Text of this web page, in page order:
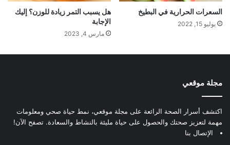
السعرات الحرارية في البطيخ
يوليو 15, 2022
هل يسبب التمر زيادة للوزن؟ إليك
الإجابة
مارس 4, 2023
مجلة موقعي
اكتشف أسرار الصحة الرائعة على مجلة موقعي، نمط حياة صحي ومعلومات
مهمة لتعزيز صحتك والحصول على حياة مليئة بالنشاط والسعادة. تصفح الآن!
الإتصال بنا